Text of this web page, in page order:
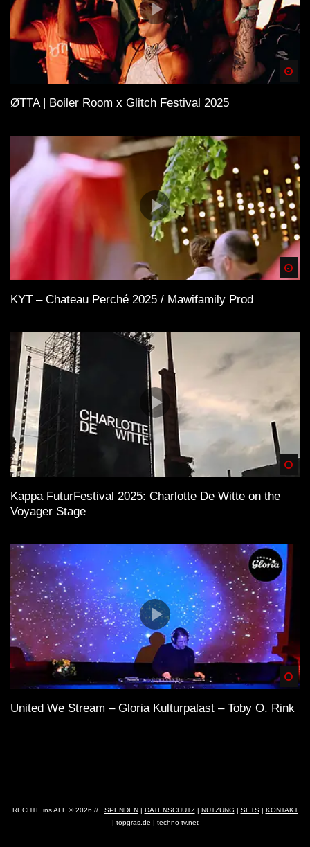
ØTTA | Boiler Room x Glitch Festival 2025
KYT – Chateau Perché 2025 / Mawifamily Prod
Kappa FuturFestival 2025: Charlotte De Witte on the
Voyager Stage
United We Stream – Gloria Kulturpalast – Toby O. Rink
RECHTE ins ALL © 2026 // SPENDEN| DATENSCHUTZ| NUTZUNG | SETS| KONTAKT
| topgras.de | techno-tv.net